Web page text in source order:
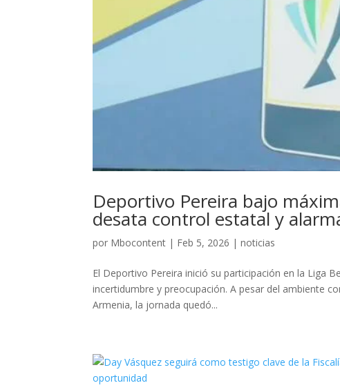
Deportivo Pereira bajo
desata control estatal y
por Mbocontent | Feb 5, 2026 |noticias
El Deportivo Pereira inició su participación en la Liga
incertidumbre y preocupación. A pesar del ambiente
Armenia, la jornada quedó...